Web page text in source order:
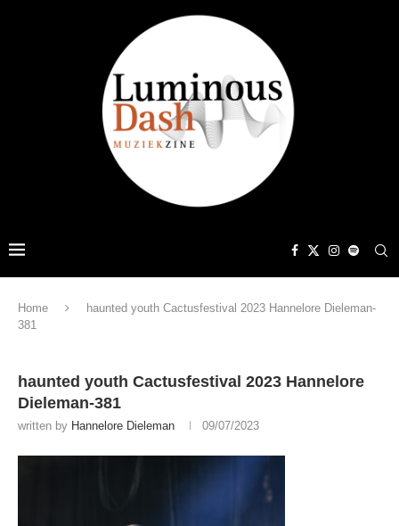
Home
haunted youth Cactusfestival 2023 Hannelore Dieleman-
381
haunted youth Cactusfestival 2023 Hannelore
Dieleman-381
written by Hannelore Dieleman 09/07/2023